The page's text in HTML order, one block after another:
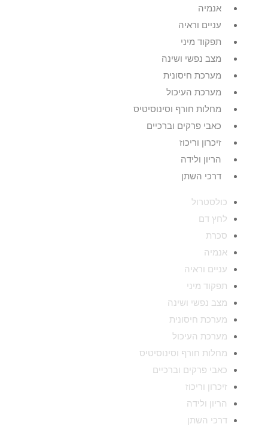
אנמיה
עניים וראיה
תפקוד מיני
מצב נפשי ושינה
מערכת חיסונית
מערכת העיכול
מחלות חורף וסינוסיטיס
כאבי פרקים וברכיים
זיכרון וריכוז
הריון ולידה
דרכי השתן
כולסטרול
לחץ דם
סכרת
אנמיה
עניים וראיה
תפקוד מיני
מצב נפשי ושינה
מערכת חיסונית
מערכת העיכול
מחלות חורף וסינוסיטיס
כאבי פרקים וברכיים
זיכרון וריכוז
הריון ולידה
דרכי השתן